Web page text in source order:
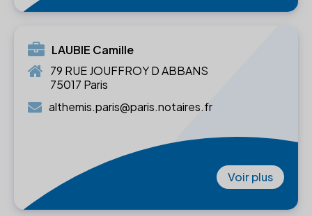
LAUBIE Camille
79 RUE JOUFFROY D ABBANS
75017 Paris
althemis.paris@paris.notaires.fr
Voir plus